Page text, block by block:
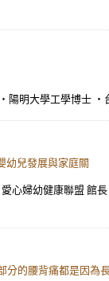
陽明大學工學博士
幼兒發展與家庭關
心婦幼健康聯盟 館
分的腰背痛都是因為